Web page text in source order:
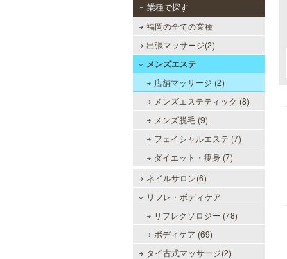
業種で探す
福岡の全ての業種
出張マッサージ(2)
メンズエステ
店舗マッサージ (2)
メンズエステティック (8)
メンズ脱毛 (9)
フェイシャルエステ (7)
ダイエット・痩身 (7)
ネイルサロン(6)
リフレ・ボディケア
リフレクソロジー (78)
ボディケア (69)
タイ古式マッサージ(2)
ーミナル）
メンズTBCはライフスタイルにリン
クした豊富なメニューをご提案。カ
ラダ脱毛、ヒゲ脱毛、引き締め、フ
ェイスケア等、お客様のニーズにマ
す。まずはお得な体験コースをチェ
ック。